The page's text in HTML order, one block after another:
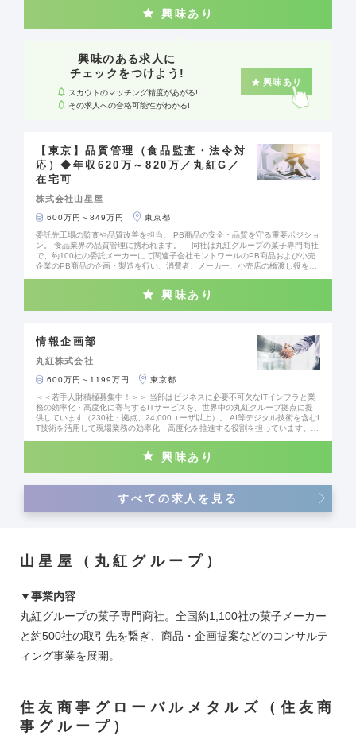
す。 ■得意先（主に小売業）への企画提案や販売分析を実施し、生産計画・
高めます。 ■OEM委託業務および協力工場との折衝も重要な業務として担当
いただきます。 ■商品企画部門のメンバーをリーダーとして取り纏め、チー
ムワークを重視しながら業務推進を行います。 ※所定労働時間7時間30分、
時差出勤制度あり、残業は月平均20時間程度です。プライベートとの両立がし
やすい職場環境です。
興味あり
興味のある求人に
チェックをつけよう!
スカウトのマッチング精度があがる!
その求人への合格可能性がわかる!
興味あり
【東京】品質管理（食品監査・法令対
応）◆年収620万～820万／丸紅G／
在宅可
株式会社山星屋
600万円～849万円
東京都
委託先工場の監査や品質改善を担当。 PB商品の安全・品質を守る重要ポジショ
ン。 食品業界の品質管理に携われます。 同社は丸紅グループの菓子専門商社
で、約100社の委託メーカーにて関連子会社モントワールのPB商品および小売
企業のPB商品の企画・製造を行い、消費者、メーカー、小売店の橋渡し役を担
イン等に関し法令適合性の確認を行います。 ■商品不具合発生時にはメーカ
視した働きやすい環境です。 ※業務内容は、会社の定める業務の範囲で変更
される可能性があります。
興味あり
情報企画部
丸紅株式会社
600万円～1199万円
東京都
＜＜若手人財積極募集中！＞＞ 当部はビジネスに必要不可欠なITインフラと業
務の効率化・高度化に寄与するITサービスを、世界中の丸紅グループ拠点に提
供しています（230社・拠点、24,000ユーザ以上）。 AI等デジタル技術を含むI
T技術を活用して現場業務の効率化・高度化を推進する役割を担っています。
率化／利便性向上を図るための最新のIT技術やサービスの導入、及びITインフラ
（ERP含む）の構想策定・要件定義・構築・移行・展開 ・ITインフラ基盤刷新
の企画・要件定義・構築・移行・展開 ・情報セキュリティに関わるルールの策
もあります。 ●情報企画部の魅力 ・最新のIT技術を活用して、クラウドシフ
ト・モバイルファースト・サイバーセキュリティ対策等、先進的な取り組みを
供、個人の目標達成に向けた個別フォロー・フィードバックなど） ●求める人
物像 ・IT面から世界中の丸紅グループの経営に貢献することに意欲を持たれて
いる方 ・最新のIT技術を活用し丸紅グループの業務改革や業務課題の解決に熱
意を持たれている方 ・チームワークを大切にし、仲間と積極的にコミュニケー
ションできる方
興味あり
すべての求人を見る
山星屋（丸紅グループ）
▼事業内容
丸紅グループの菓子専門商社。全国約1,100社の菓子メーカー
と約500社の取引先を繋ぎ、商品・企画提案などのコンサルテ
ィング事業を展開。
住友商事グローバルメタルズ（住友商
事グループ）